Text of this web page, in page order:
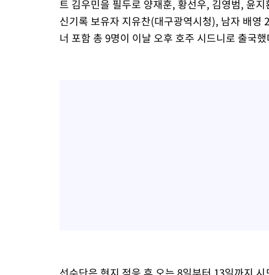
트 김우민을 필두로 양재훈, 황선우, 김영범, 윤
신기록 보유자 지유찬(대구광역시청), 남자 배
너 포함 총 9명이 이날 오후 호주 시드니로 출국